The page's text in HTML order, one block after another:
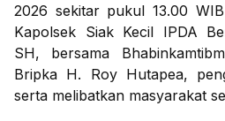
2026 sekitar pukul 13.00
Kapolsek Siak Kecil IPDA
SH, bersama
Bripka H. Roy Hutapea,
serta melibatkan masyarakat